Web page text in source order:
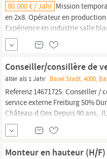
80.000 € / Jahr Mission
en 2x8. Opérateur en
Expérience en industrie salle
aseptique (pharma, medtech,
motivé Responsabilités
manipulations/
flacons ou poches...
Conseiller/consillère de
älter als 1 Jahr Basel Stadt, 4000,
Referenz 14671725: Conseiller /
service externe Freiburg 50%
Château-d Oex Depuis 90 ans,
soins corporelsà base de
bien-être de la plus haute
Monteur en hauteur (H/F)